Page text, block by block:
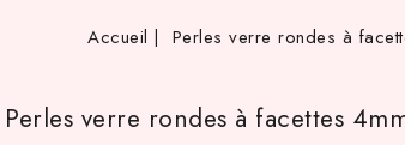
Accueil Perles verre rondes à
Perles verre rondes à facettes